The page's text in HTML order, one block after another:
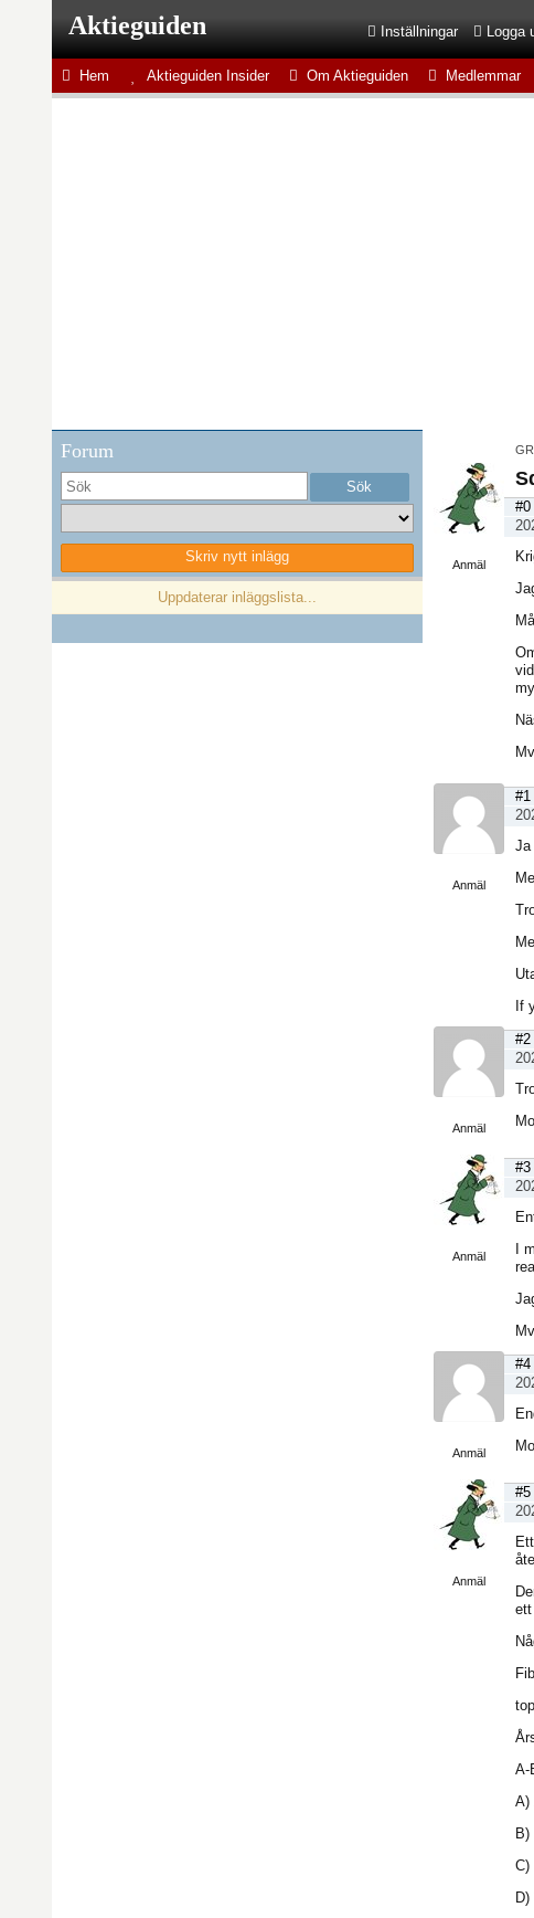
Aktieguiden Inställningar Logga
Hem Aktieguiden Insider Om Aktieguiden Medlemmar
Forum
Skriv nytt inlägg
Uppdaterar inläggslista...
1
Anmäl
#0
Anmäl
#1
Ja
If
Anmäl
#2
Anmäl
#3
I
Anmäl
#4
Anmäl
#5
A-
A)
C)
D)